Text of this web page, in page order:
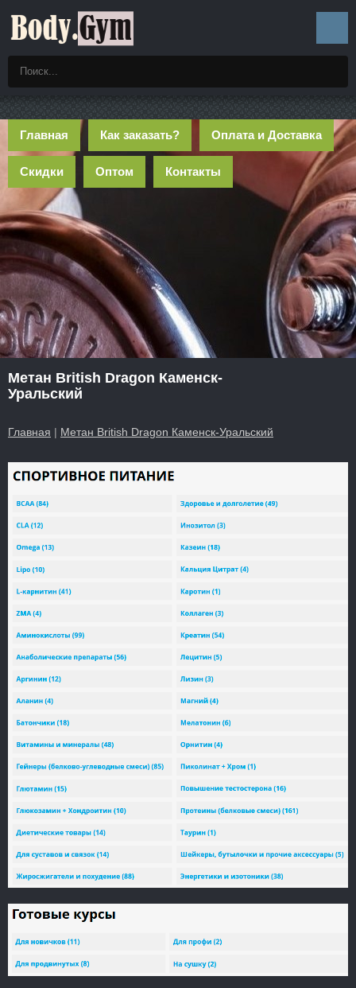
Главная Как заказать? Оплата и Доставка
Скидки Оптом Контакты
Метан British Dragon Каменск-
Уральский
Главная | Метан British Dragon Каменск-Уральский